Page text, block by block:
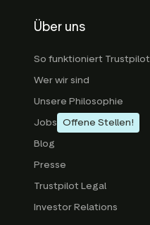
Über uns
So funktioniert Trustpilot
Wer wir sind
Unsere Philosophie
Jobs Offene Stellen!
Blog
Presse
Trustpilot Legal
Investor Relations